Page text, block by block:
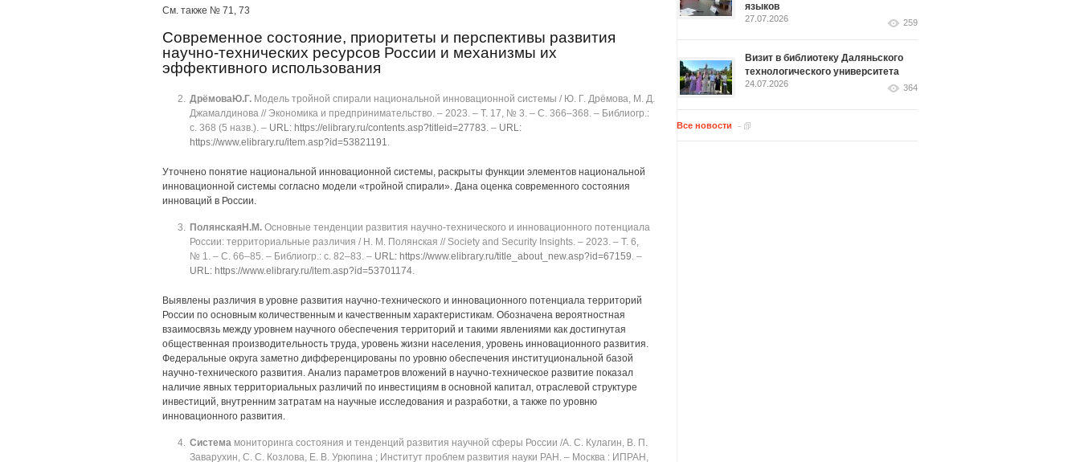
См. также № 71, 73
Современное состояние, приоритеты и перспективы развития
научно-технических ресурсов России и механизмы их
эффективного использования
ДрёмоваЮ.Г. Модель тройной спирали национальной инновационной системы / Ю. Г. Дрёмова, М. Д.
Джамалдинова // Экономика и предпринимательство. ‒ 2023. ‒ Т. 17, № 3. ‒ C. 366‒368. ‒ Библиогр.:
с. 368 (5 назв.). ‒ URL: https://elibrary.ru/contents.asp?titleid=27783. ‒ URL:
https://www.elibrary.ru/item.asp?id=53821191.
Уточнено понятие национальной инновационной системы, раскрыты функции элементов национальной
инновационной системы согласно модели «тройной спирали». Дана оценка современного состояния
инноваций в России.
Полянская Н.М. Основные тенденции развития научно-технического и инновационного потенциала
России: территориальные различия / Н. М. Полянская // Society and Security Insights. ‒ 2023. ‒ Т. 6,
№ 1. ‒ C. 66‒85. ‒ Библиогр.: с. 82‒83. ‒ URL: https://www.elibrary.ru/title_about_new.asp?id=67159. ‒
URL: https://www.elibrary.ru/item.asp?id=53701174.
Выявлены различия в уровне развития научно-технического и инновационного потенциала территорий
России по основным количественным и качественным характеристикам. Обозначена вероятностная
взаимосвязь между уровнем научного обеспечения территорий и такими явлениями как достигнутая
общественная производительность труда, уровень жизни населения, уровень инновационного развития.
Федеральные округа заметно дифференцированы по уровню обеспечения институциональной базой
научно-технического развития. Анализ параметров вложений в научно-техническое развитие показал
наличие явных территориальных различий по инвестициям в основной капитал, отраслевой структуре
инвестиций, внутренним затратам на научные исследования и разработки, а также по уровню
инновационного развития.
Система мониторинга состояния и тенденций развития научной сферы России /А. С. Кулагин, В. П.
Заварухин, С. С. Козлова, Е. В. Урюпина ; Институт проблем развития науки РАН. ‒ Москва : ИПРАН,
языков
27.07.2026 259
Визит в библиотеку Даляньского
технологического университета
24.07.2026 364
Все новости